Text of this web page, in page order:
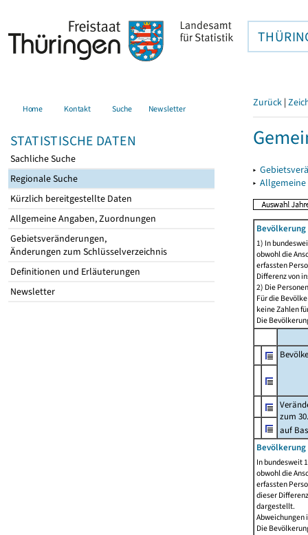
Home Kontakt Suche Newsletter
STATISTISCHE DATEN
Sachliche Suche
Regionale Suche
Kürzlich bereitgestellte Daten
Allgemeine Angaben, Zuordnungen
Gebietsveränderungen,
Änderungen zum Schlüsselverzeichnis
Definitionen und Erläuterungen
Newsletter
Zurück |
▸
▸
1) In
obwohl die
erfassten
Differenz von
2) Die
Für die
keine Zahlen
Die
zum
auf
Bevölkerung
In bundesweit
obwohl die
erfassten
dieser
dargestellt.
Abweichungen
Die